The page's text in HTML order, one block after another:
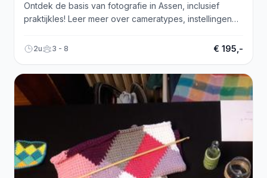
Ontdek de basis van fotografie in Assen, inclusief
praktijkles! Leer meer over cameratypes, instellingen
2u 3 - 8 € 195,-